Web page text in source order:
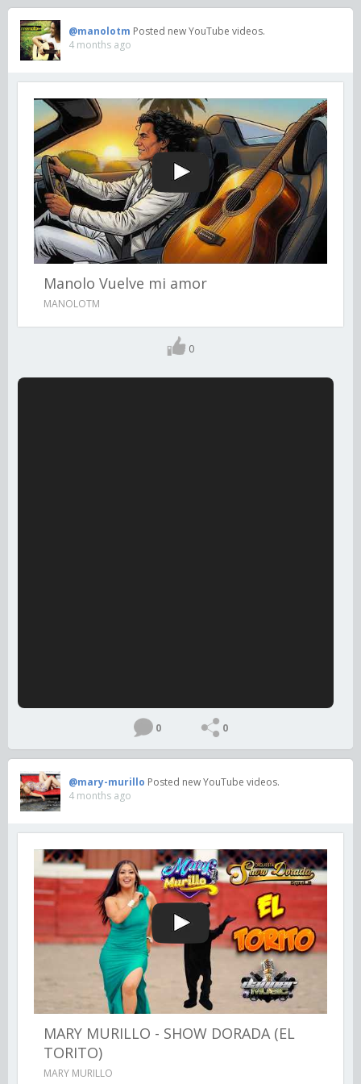
@manolotm Posted new YouTube videos.
4 months ago
Manolo Vuelve mi amor
MANOLOTM
0
0 0
@mary-murillo Posted new YouTube videos.
4 months ago
MARY MURILLO - SHOW DORADA (EL
TORITO)
MARY MURILLO